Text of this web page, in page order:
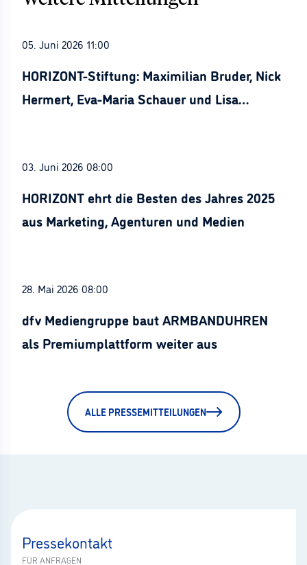
05. Juni 2026 11:00
HORIZONT-Stiftung: Maximilian Bruder, Nick
Hermert, Eva-Maria Schauer und Lisa
03. Juni 2026 08:00
HORIZONT ehrt die Besten des Jahres 2025
aus Marketing, Agenturen und Medien
28. Mai 2026 08:00
dfv Mediengruppe baut ARMBANDUHREN
als Premiumplattform weiter aus
ALLE PRESSEMITTEILUNGEN
Pressekontakt
FÜR ANFRAGEN